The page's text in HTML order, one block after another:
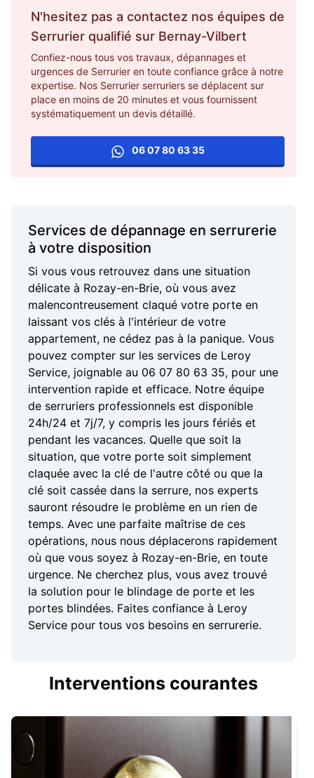
N'hesitez pas a contactez nos équipes de
Serrurier qualifié sur Bernay-Vilbert
Confiez-nous tous vos travaux, dépannages et
urgences de Serrurier en toute confiance grâce à notre
expertise. Nos Serrurier serruriers se déplacent sur
place en moins de 20 minutes et vous fournissent
systématiquement un devis détaillé.
06 07 80 63 35
Services de dépannage en serrurerie
à votre disposition
Si vous vous retrouvez dans une situation
délicate à Rozay-en-Brie, où vous avez
malencontreusement claqué votre porte en
laissant vos clés à l'intérieur de votre
appartement, ne cédez pas à la panique. Vous
pouvez compter sur les services de Leroy
Service, joignable au 06 07 80 63 35, pour une
intervention rapide et efficace. Notre équipe
de serruriers professionnels est disponible
24h/24 et 7j/7, y compris les jours fériés et
pendant les vacances. Quelle que soit la
situation, que votre porte soit simplement
claquée avec la clé de l'autre côté ou que la
clé soit cassée dans la serrure, nos experts
sauront résoudre le problème en un rien de
temps. Avec une parfaite maîtrise de ces
opérations, nous nous déplacerons rapidement
où que vous soyez à Rozay-en-Brie, en toute
urgence. Ne cherchez plus, vous avez trouvé
la solution pour le blindage de porte et les
portes blindées. Faites confiance à Leroy
Service pour tous vos besoins en serrurerie.
Interventions courantes